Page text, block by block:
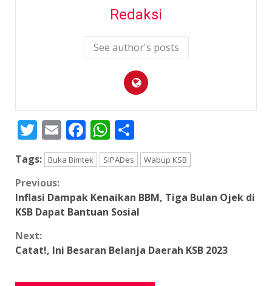
Redaksi
See author's posts
Twitter
EmailFacebook
WhatsApp
Tags: Buka Bimtek SIPADes Wabup KSB
Continue
Reading
Previous:
Inflasi Dampak Kenaikan BBM, Tiga Bulan Ojek di
KSB Dapat Bantuan Sosial
Next:
Catat!, Ini Besaran Belanja Daerah KSB 2023